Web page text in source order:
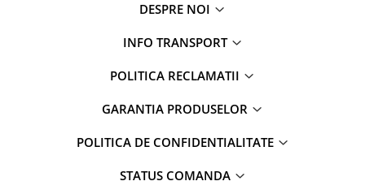
DESPRE NOI
INFO TRANSPORT
POLITICA RECLAMATII
GARANTIA PRODUSELOR
POLITICA DE CONFIDENTIALITATE
STATUS COMANDA